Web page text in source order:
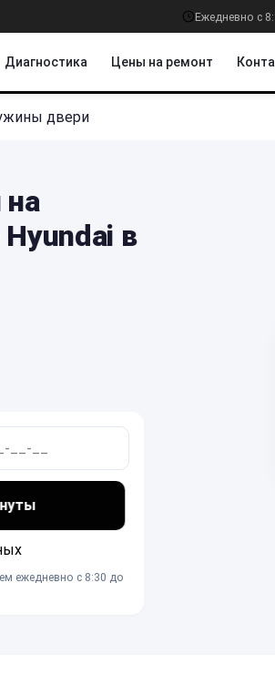
Ежедневно с
Диагностика Цены на ремонт
двери
в
ежедневно с 8:30 до